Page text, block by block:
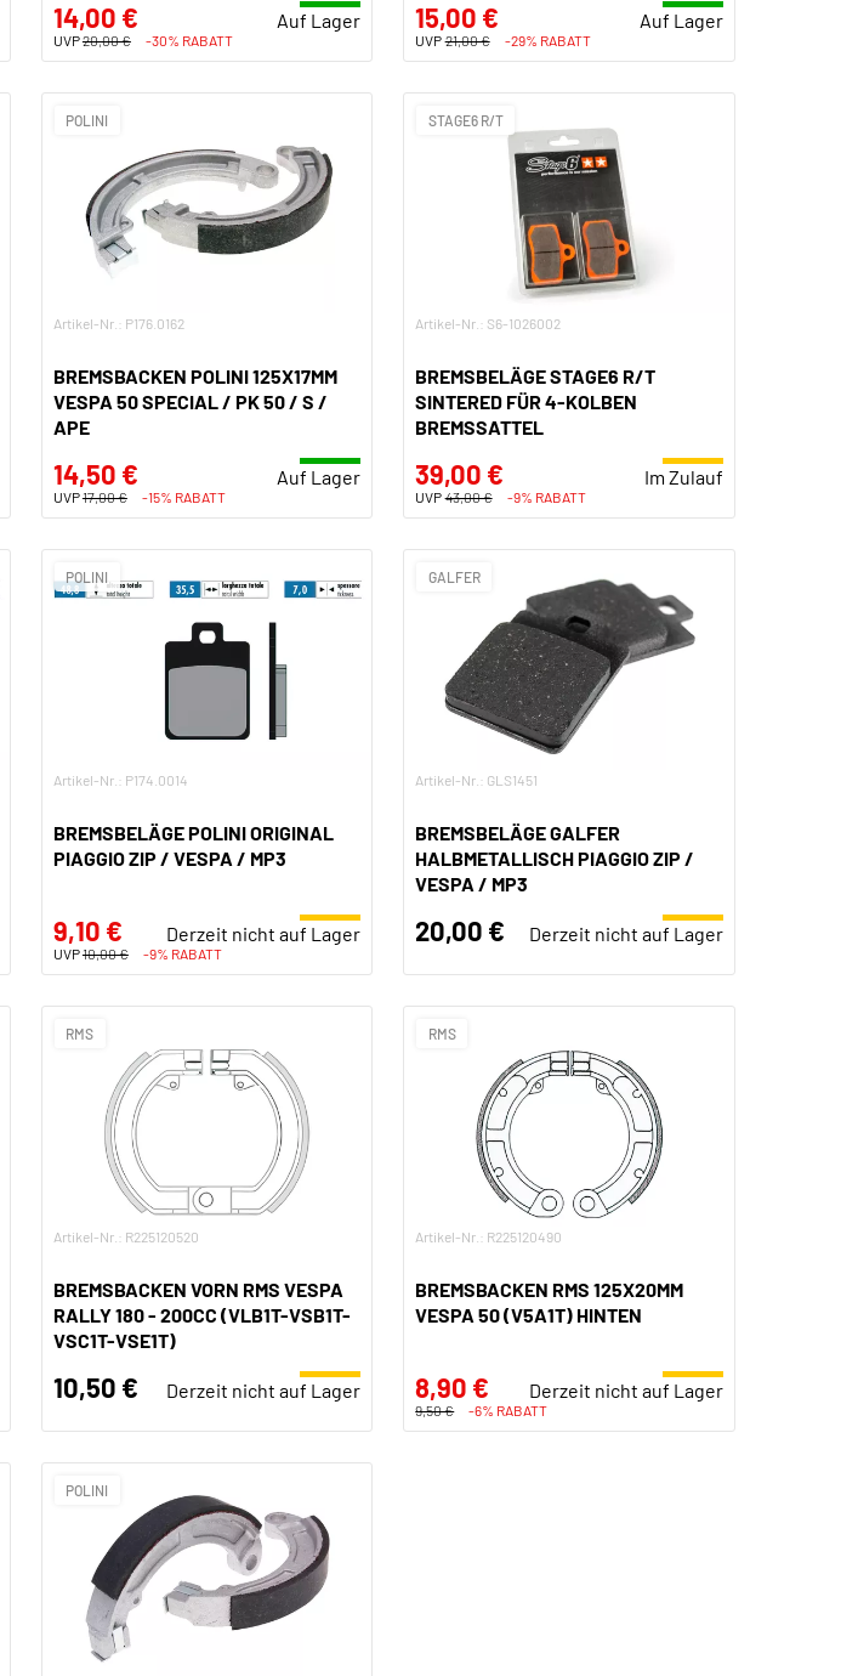
14,00 € Auf Lager
UVP20,00 € -30% RABATT
15,00 € Auf Lager
UVP21,00 € -29% RABATT
POLINI
Artikel-Nr.: P176.0162
BREMSBACKEN POLINI 125X17MM
VESPA 50 SPECIAL / PK 50 / S /
APE
14,50 € Auf Lager
UVP17,00 € -15% RABATT
STAGE6 R/T
Artikel-Nr.: S6-1026002
BREMSBELÄGE STAGE6 R/T
SINTERED FÜR 4-KOLBEN
BREMSSATTEL
39,00 € Im Zulauf
UVP43,00 € -9% RABATT
POLINI
Artikel-Nr.: P174.0014
BREMSBELÄGE POLINI ORIGINAL
PIAGGIO ZIP / VESPA / MP3
9,10 € Derzeit nicht auf Lager
UVP10,00 € -9% RABATT
GALFER
Artikel-Nr.: GLS1451
BREMSBELÄGE GALFER
HALBMETALLISCH PIAGGIO ZIP /
VESPA / MP3
20,00 € Derzeit nicht auf Lager
RMS
Artikel-Nr.: R225120520
BREMSBACKEN VORN RMS VESPA
RALLY 180 - 200CC (VLB1T-VSB1T-
VSC1T-VSE1T)
10,50 € Derzeit nicht auf Lager
RMS
Artikel-Nr.: R225120490
BREMSBACKEN RMS 125X20MM
VESPA 50 (V5A1T) HINTEN
8,90 € Derzeit nicht auf Lager
9,50 € -6% RABATT
POLINI